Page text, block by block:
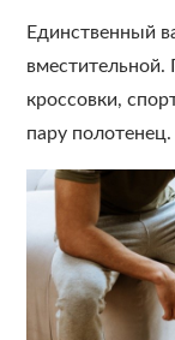
Единственный
кроссовки,
пару полотенец.